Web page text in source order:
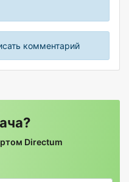
комментарий
Directum